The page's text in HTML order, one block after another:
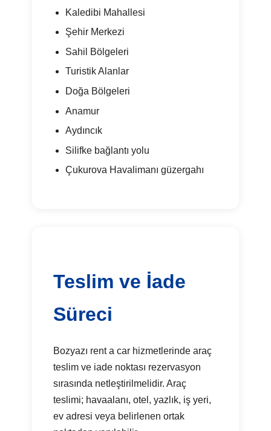
Kaledibi Mahallesi
Şehir Merkezi
Sahil Bölgeleri
Turistik Alanlar
Doğa Bölgeleri
Anamur
Aydıncık
Silifke bağlantı yolu
Çukurova Havalimanı güzergahı
Teslim ve İade
Süreci
Bozyazı rent a car hizmetlerinde araç
teslim ve iade noktası rezervasyon
sırasında netleştirilmelidir. Araç
teslimi; havaalanı, otel, yazlık, iş yeri,
ev adresi veya belirlenen ortak